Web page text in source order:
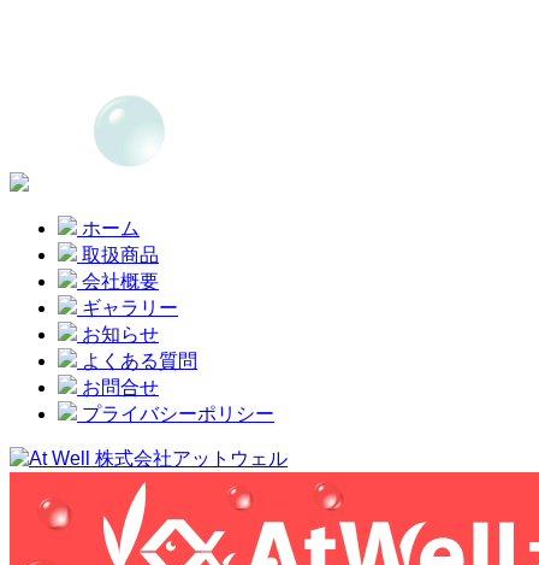
ホーム
取扱商品
会社概要
ギャラリー
お知らせ
よくある質問
お問合せ
プライバシーポリシー